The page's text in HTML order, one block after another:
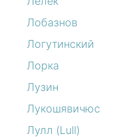
Лобазнов
Логутинский
Лорка
Лузин
Лукошявичюс
Лулл (Lull)